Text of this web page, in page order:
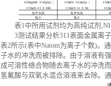
表1中所用试剂均为高纯试剂
3测试结果分析311表面金属离
表2所示(表中Natom为离子个数)。
子水的冲洗而被排除。由于溶液有
成可溶性络合物随去离子水的冲洗
氢氟酸与双氧水混合溶液来去除。